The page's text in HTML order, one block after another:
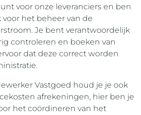
voor onze leveranciers en ben
het beheer van de
Je bent verantwoordelijk
controleren en boeken van
dat deze correct worden
Vastgoed houd je je ook
afrekeningen, hier ben je
het coördineren van het